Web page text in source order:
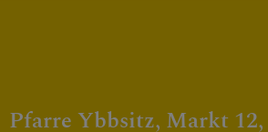
TERMINE
Pfarre Ybbsitz, Markt